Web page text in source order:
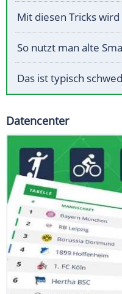
Mit diesen Tricks
So nutzt man alte
Das ist typisch
Datencenter